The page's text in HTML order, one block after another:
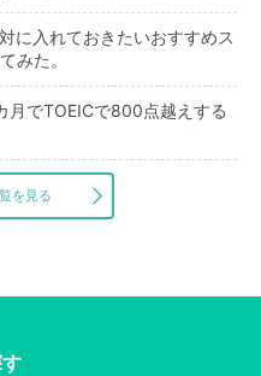
に入れておきたいおすすめス
みた。
月でTOEICで800点越えする
を見る